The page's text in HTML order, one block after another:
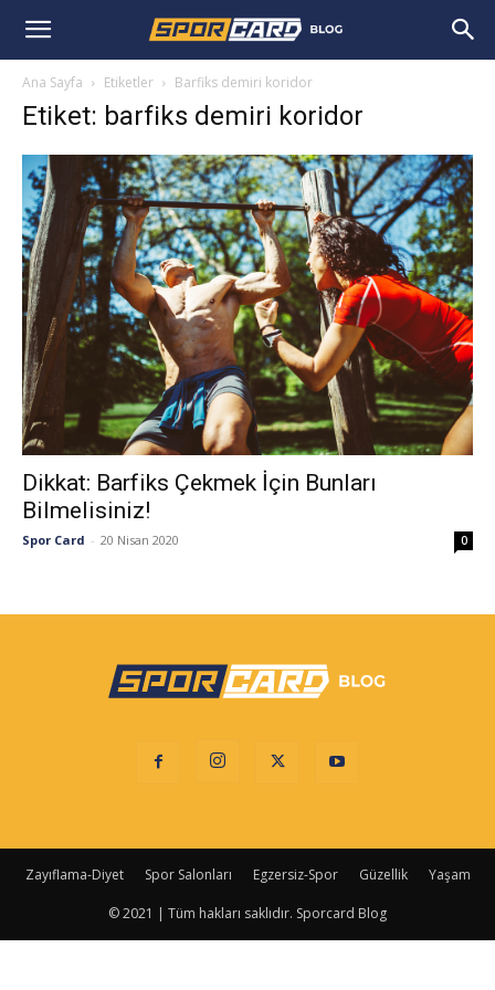
Ana Sayfa Etiketler Barfiks demiri koridor
Etiket: barfiks demiri koridor
Dikkat: Barfiks Çekmek İçin Bunları
Bilmelisiniz!
Spor Card - 20 Nisan 2020 0
Zayıflama-Diyet Spor Salonları Egzersiz-Spor Güzellik Yaşam
© 2021 | Tüm hakları saklıdır. Sporcard Blog